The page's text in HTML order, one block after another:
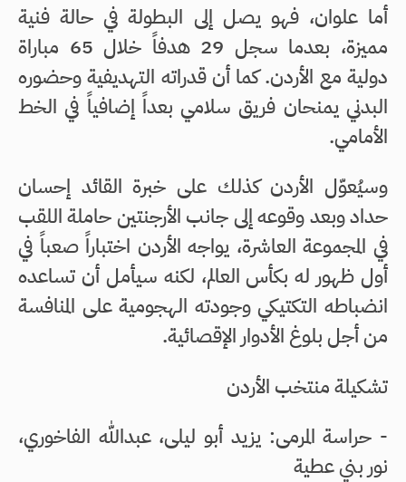
أما علوان، فهو يصل إلى البطولة في حالة فنية
مميزة، بعدما سجل 29 هدفاً خلال 65 مباراة
دولية مع الأردن. كما أن قدراته التهديفية وحضوره
البدني يمنحان فريق سلامي بعداً إضافياً في الخط
الأمامي.
وسيُعوّل الأردن كذلك على خبرة القائد إحسان
حداد وبعد وقوعه إلى جانب الأرجنتين حاملة اللقب
في المجموعة العاشرة، يواجه الأردن اختباراً صعباً في
أول ظهور له بكأس العالم، لكنه سيأمل أن تساعده
انضباطه التكتيكي وجودته الهجومية على المنافسة
من أجل بلوغ الأدوار الإقصائية.
تشكيلة منتخب الأردن
- حراسة المرمى: يزيد أبو ليلى، عبدالله الفاخوري،
نور بني عطية